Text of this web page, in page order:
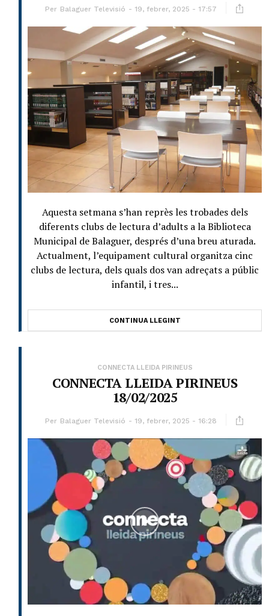
Per Balaguer Televisió 19, febrer, 2025 - 17:57
Aquesta setmana s’han reprès les trobades dels
diferents clubs de lectura d’adults a la Biblioteca
Municipal de Balaguer, després d’una breu aturada.
Actualment, l’equipament cultural organitza cinc
clubs de lectura, dels quals dos van adreçats a públic
infantil, i tres...
CONTINUA LLEGINT
CONNECTA LLEIDA PIRINEUS
CONNECTA LLEIDA PIRINEUS
18/02/2025
Per Balaguer Televisió 19, febrer, 2025 - 16:28